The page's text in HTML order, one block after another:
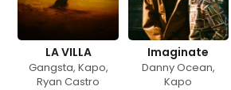
LA VILLA
Gangsta, Kapo,
Ryan Castro
Imaginate
Danny Ocean,
Kapo